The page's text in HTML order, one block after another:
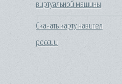
виртуальной машины
Скачать карту навител
россии